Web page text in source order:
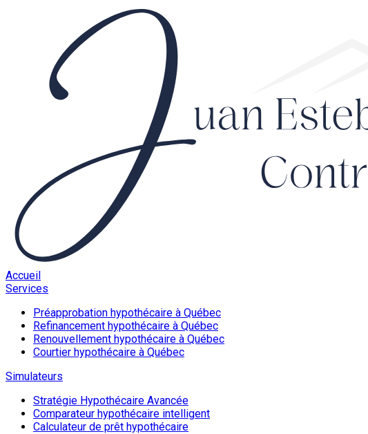
Accueil
Services
Préapprobation hypothécaire à Québec
Refinancement hypothécaire à Québec
Renouvellement hypothécaire à Québec
Courtier hypothécaire à Québec
Simulateurs
Stratégie Hypothécaire Avancée
Comparateur hypothécaire intelligent
Calculateur de prêt hypothécaire